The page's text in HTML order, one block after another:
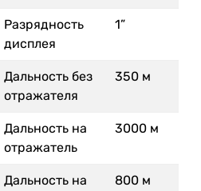
Разрядность
дисплея
1”
Дальность без
отражателя
350 м
Дальность на
отражатель
3000 м
Дальность на
800 м